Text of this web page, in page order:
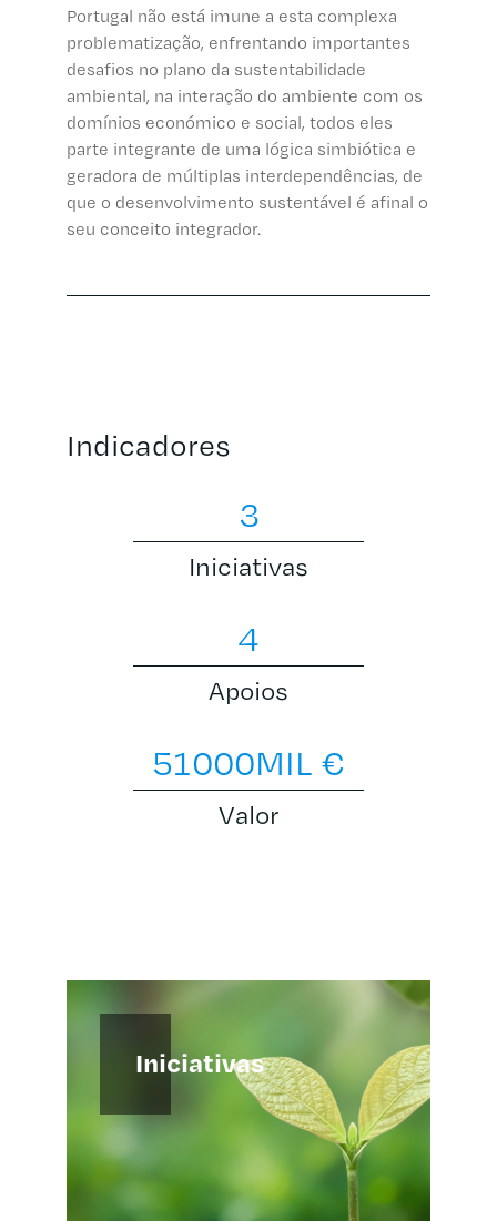
Portugal não está imune a esta complexa
problematização, enfrentando importantes
desafios no plano da sustentabilidade
ambiental, na interação do ambiente com os
domínios económico e social, todos eles
parte integrante de uma lógica simbiótica e
geradora de múltiplas interdependências, de
que o desenvolvimento sustentável é afinal o
seu conceito integrador.
Indicadores
3
Iniciativas
4
Apoios
51000MIL €
Valor
Iniciativas